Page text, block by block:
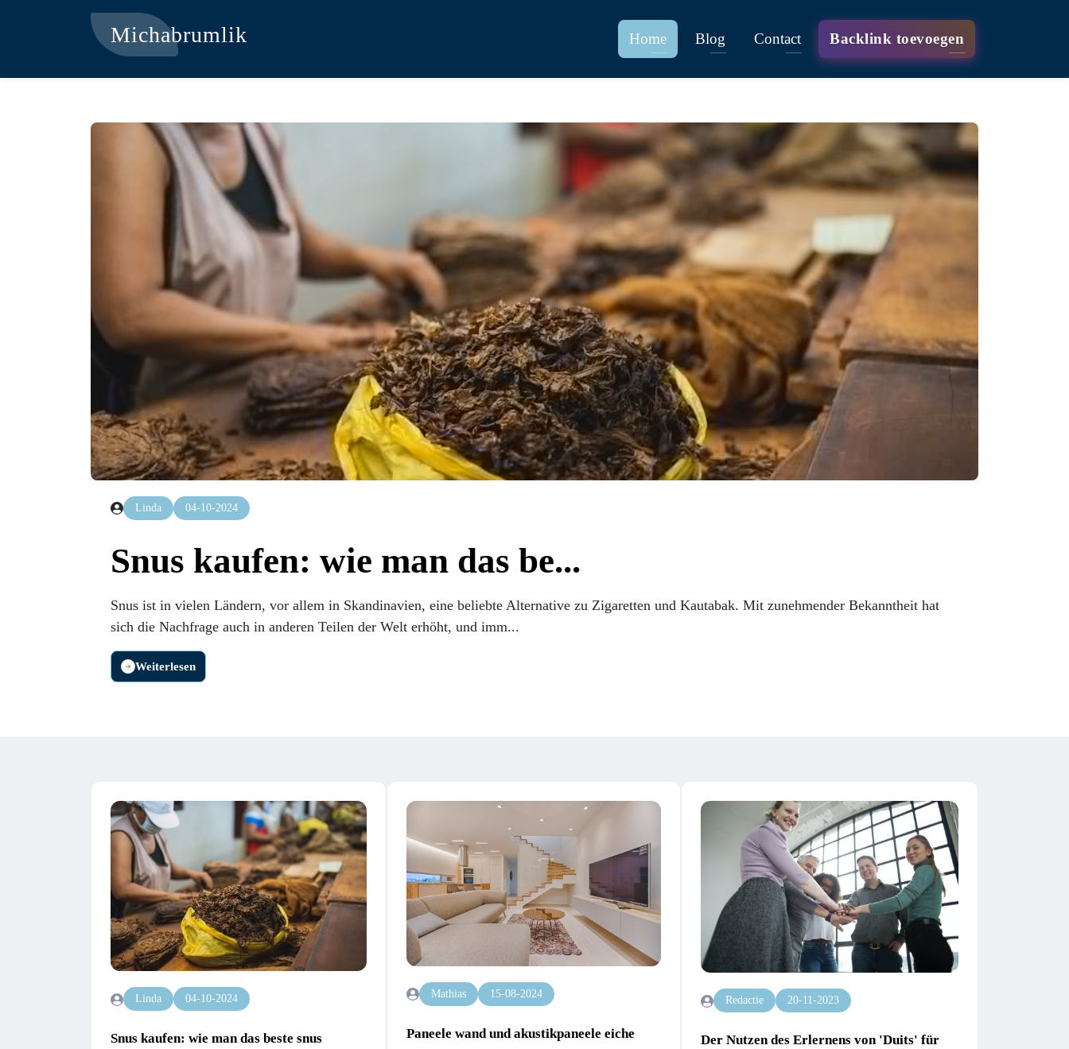
Michabrumlik Home Blog Contact Backlink toevoegen
Linda 04-10-2024
Snus kaufen: wie man das be...
Snus ist in vielen Ländern, vor allem in Skandinavien, eine beliebte Alternative zu Zigaretten und Kautabak. Mit zunehmender Bekanntheit hat
sich die Nachfrage auch in anderen Teilen der Welt erhöht, und imm...
Weiterlesen
Linda 04-10-2024
Snus kaufen: wie man das beste snus
Mathias 15-08-2024
Paneele wand und akustikpaneele eiche
Redactie 20-11-2023
Der Nutzen des Erlernens von 'Duits' für